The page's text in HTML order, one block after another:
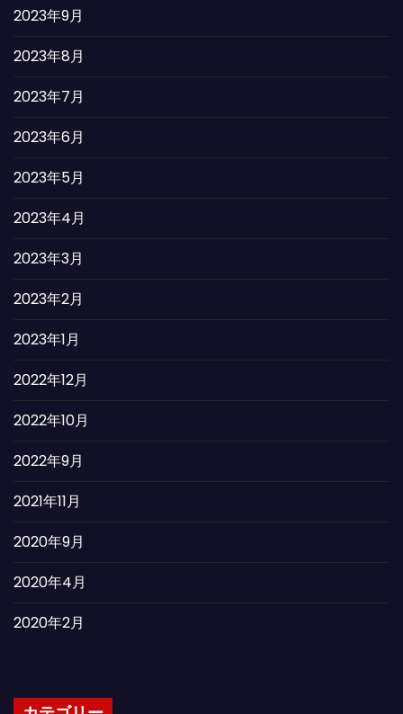
2023年9月
2023年8月
2023年7月
2023年6月
2023年5月
2023年4月
2023年3月
2023年2月
2023年1月
2022年12月
2022年10月
2022年9月
2021年11月
2020年9月
2020年4月
2020年2月